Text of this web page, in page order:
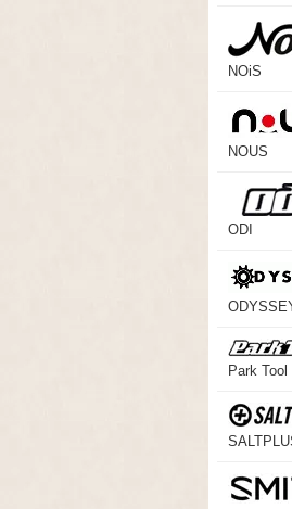
NOiS
NOUS
ODI
Park Tool